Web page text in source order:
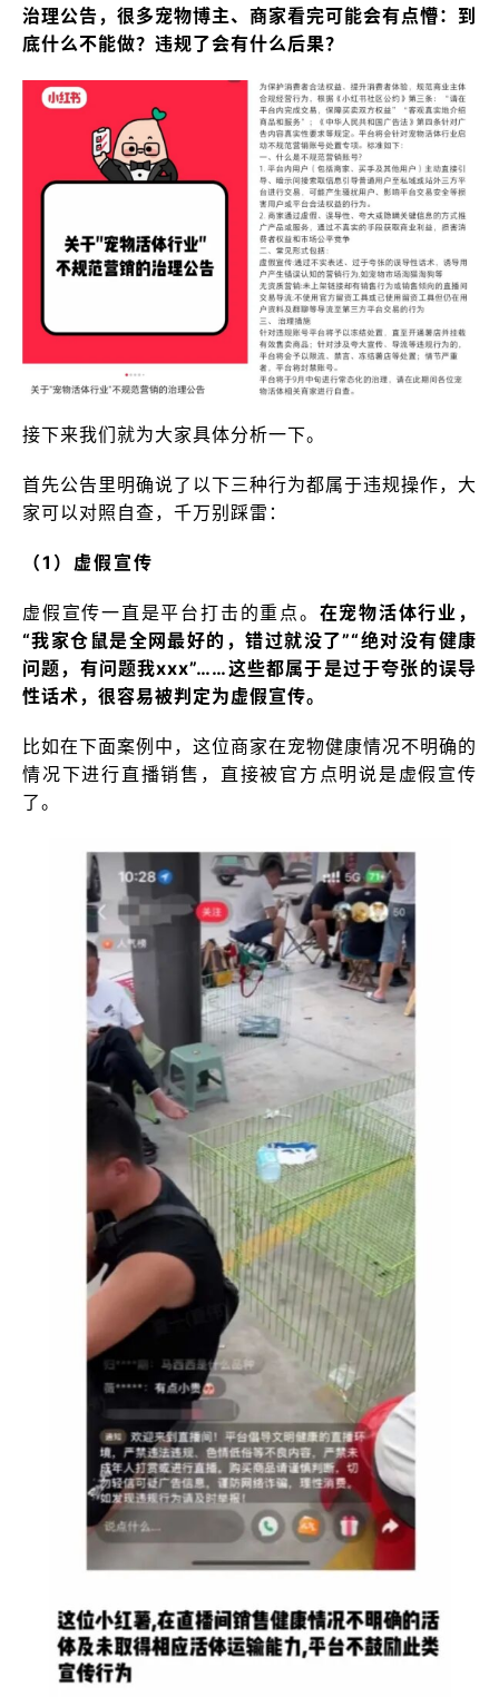
治理公告，很多宠物博主、商家看完可能会有点懵：到
底什么不能做？违规了会有什么后果？
接下来我们就为大家具体分析一下。
首先公告里明确说了以下三种行为都属于违规操作，大
家可以对照自查，千万别踩雷：
（1）虚假宣传
虚假宣传一直是平台打击的重点。 在宠物活体行业，
“我家仓鼠是全网最好的，错过就没了”“绝对没有健康
问题，有问题我xxx”……这些都属于是过于夸张的误导
性话术，很容易被判定为虚假宣传。
比如在下面案例中，这位商家在宠物健康情况不明确的
情况下进行直播销售，直接被官方点明说是虚假宣传
了。